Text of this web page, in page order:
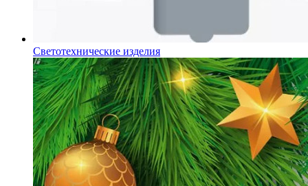
Светотехнические изделия